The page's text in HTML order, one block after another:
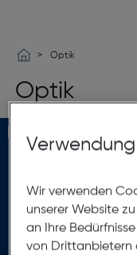
Optik
Optik
Mit
Wir verwenden
unserer Website
an Ihre
von Drittanbietern